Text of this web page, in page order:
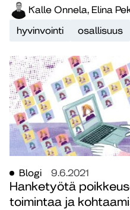
Kalle Onnela, Elina
hyvinvointi
osallisuus
Blogi 9.6.2021
Hanketyötä
toimintaa ja